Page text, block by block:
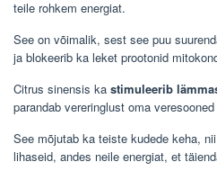
teile rohkem energiat.
See on võimalik, sest see puu
ja blokeerib ka leket prootonid
Citrus sinensis ka stimuleerib
parandab vereringlust oma
See mõjutab ka teiste kudede keha,
lihaseid, andes neile energiat, et